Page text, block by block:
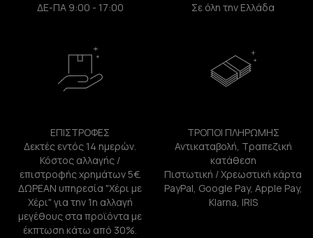
ΔΕ-ΠΑ 9:00 - 17:00
Σε όλη την Ελλάδα
ΕΠΙΣΤΡΟΦΕΣ
Δεκτές εντός 14 ημερών.
Κόστος αλλαγής /
επιστροφής χρημάτων 5€.
ΔΩΡΕΑΝ υπηρεσία "Χέρι με
Χέρι" για την 1η αλλαγή
μεγέθους στα προϊόντα με
έκπτωση κάτω από 30%.
ΤΡΟΠΟΙ ΠΛΗΡΩΜΗΣ
Αντικαταβολή, Τραπεζική
κατάθεση
Πιστωτική / Χρεωστική κάρτα
PayPal, Google Pay, Apple Pay,
Klarna, IRIS